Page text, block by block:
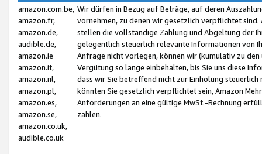
amazon.com.be,
amazon.fr,
amazon.de,
audible.de,
amazon.ie
amazon.it,
amazon.nl,
amazon.pl,
amazon.es,
amazon.se,
amazon.co.uk,
audible.co.uk
Wir dürfen in Bezug auf Beträge, auf deren
vornehmen, zu denen wir gesetzlich verpflichtet
stellen die vollständige Zahlung und Abgeltung der
gelegentlich steuerlich relevante Informationen von
Anfrage nicht vorlegen, können wir (kumulativ zu
Vergütung so lange einbehalten, bis Sie uns diese
dass wir Sie betreffend nicht zur Einholung
könnten Sie gesetzlich verpflichtet sein, Amazon
Anforderungen an eine gültige MwSt.-Rechnung
zahlen.